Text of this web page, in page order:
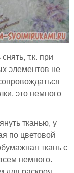
т.к. при
элементов не
это немного
тканью, у
по цветовой
ткань с
немного.